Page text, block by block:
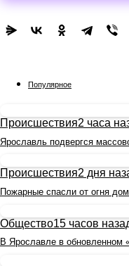
Популярное
Происшествия2 часа
Ярославль подвергся
Происшествия2 дня
Пожарные спасли от огня
Общество15 часов
В Ярославле в обновленном